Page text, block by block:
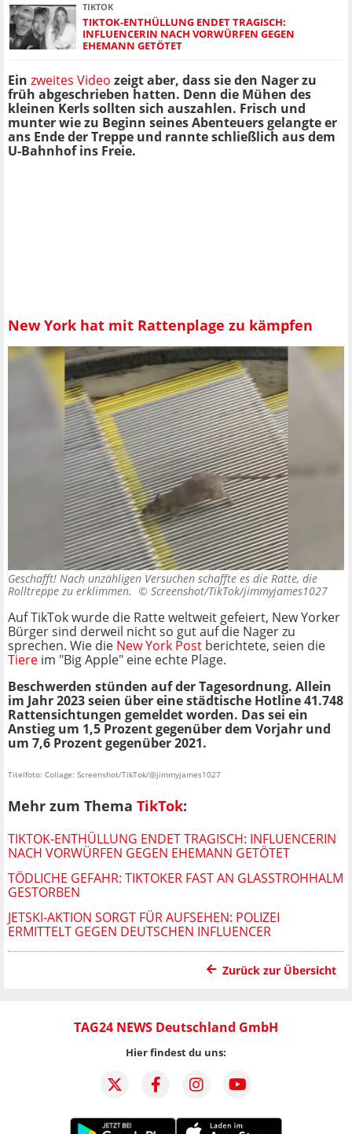
TIKTOK
TIKTOK-ENTHÜLLUNG ENDET TRAGISCH:
INFLUENCERIN NACH VORWÜRFEN GEGEN
EHEMANN GETÖTET
Ein zweites Video zeigt aber, dass sie den Nager zu
früh abgeschrieben hatten. Denn die Mühen des
kleinen Kerls sollten sich auszahlen. Frisch und
munter wie zu Beginn seines Abenteuers gelangte er
ans Ende der Treppe und rannte schließlich aus dem
U-Bahnhof ins Freie.
New York hat mit Rattenplage zu kämpfen
Geschafft! Nach unzähligen Versuchen schaffte es die Ratte, die
Rolltreppe zu erklimmen. © Screenshot/TikTok/jimmyjames1027
Auf TikTok wurde die Ratte weltweit gefeiert, New Yorker
Bürger sind derweil nicht so gut auf die Nager zu
sprechen. Wie die New York Post berichtete, seien die
Tiere im "Big Apple" eine echte Plage.
Beschwerden stünden auf der Tagesordnung. Allein
im Jahr 2023 seien über eine städtische Hotline 41.748
Rattensichtungen gemeldet worden. Das sei ein
Anstieg um 1,5 Prozent gegenüber dem Vorjahr und
um 7,6 Prozent gegenüber 2021.
Titelfoto: Collage: Screenshot/TikTok/@jimmyjames1027
Mehr zum Thema TikTok:
TIKTOK-ENTHÜLLUNG ENDET TRAGISCH: INFLUENCERIN
NACH VORWÜRFEN GEGEN EHEMANN GETÖTET
TÖDLICHE GEFAHR: TIKTOKER FAST AN GLASSTROHHALM
GESTORBEN
JETSKI-AKTION SORGT FÜR AUFSEHEN: POLIZEI
ERMITTELT GEGEN DEUTSCHEN INFLUENCER
Zurück zur Übersicht
TAG24 NEWS Deutschland GmbH
Hier findest du uns: